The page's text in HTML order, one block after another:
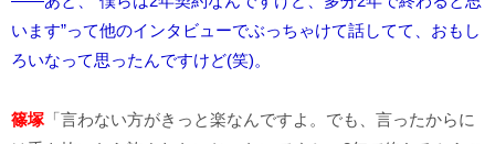
います”って他のインタビューでぶっちゃけて話してて、おもし
ろいなって思ったんですけど(笑)。
篠塚 「言わない方がきっと楽なんですよ。でも、言ったからに